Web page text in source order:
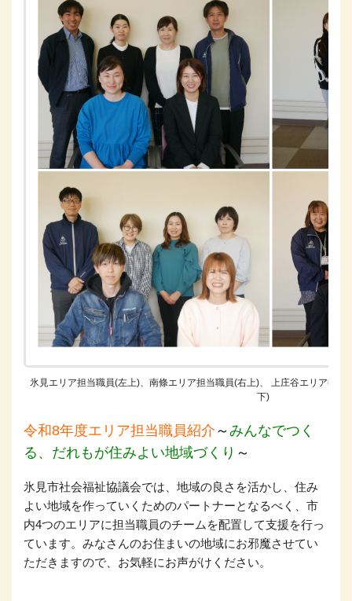
氷見エリア担当職員(左上)、南條エリア担当職員(右上)、 上庄谷エリア担当
下)
令和8年度エリア担当職員紹介 ～ みんなでつく
る、だれもが住みよい地域づくり ～
氷見市社会福祉協議会では、地域の良さを活かし、住み
よい地域を作っていくためのパートナーとなるべく、市
内4つのエリアに担当職員のチームを配置して支援を行っ
ています。みなさんのお住まいの地域にお邪魔させてい
ただきますので、お気軽にお声がけください。